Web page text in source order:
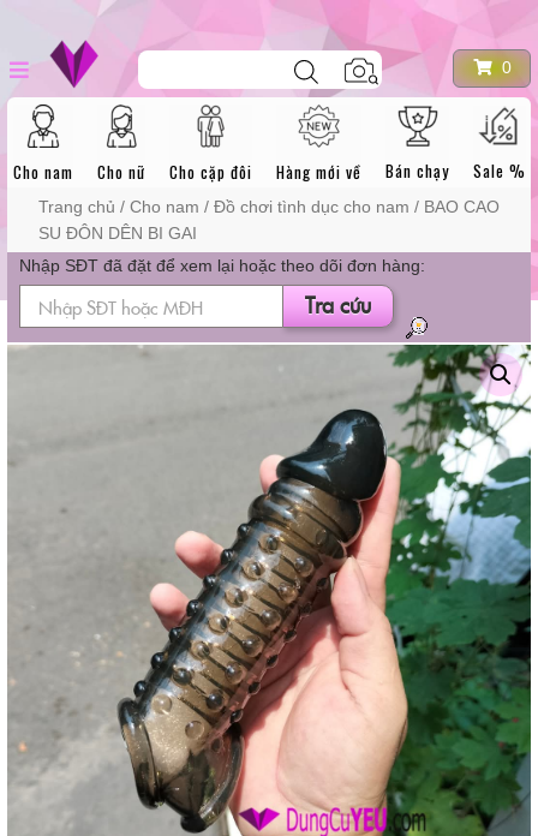
to
content
0
sản
dương vật giả
Cho nam Cho nữ Cho cặp đôi Hàng mới về Bán chạy Sale %
Trang chủ / Cho nam / Đồ chơi tình dục cho nam / BAO CAO
SU ĐÔN DÊN BI GAI
Nhập SĐT đã đặt để xem lại hoặc theo dõi đơn hàng:
Tra cứu